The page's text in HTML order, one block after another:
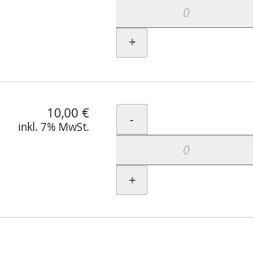
+
10,00 €
inkl. 7% MwSt. Menge
-
+